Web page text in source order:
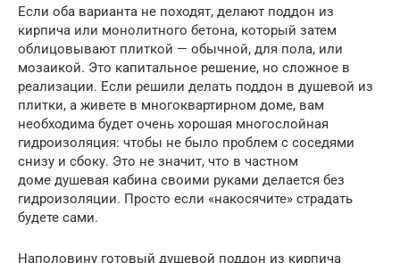
Если оба варианта не походят, делают поддон из
кирпича или монолитного бетона, который затем
облицовывают плиткой — обычной, для пола, или
мозаикой. Это капитальное решение, но сложное в
реализации. Если решили делать поддон в душевой из
плитки, а живете в многоквартирном доме, вам
необходима будет очень хорошая многослойная
гидроизоляция: чтобы не было проблем с соседями
снизу и сбоку. Это не значит, что в частном
доме душевая кабина своими руками делается без
гидроизоляции. Просто если «накосячите» страдать
будете сами.
Наполовину готовый душевой поддон из кирпича